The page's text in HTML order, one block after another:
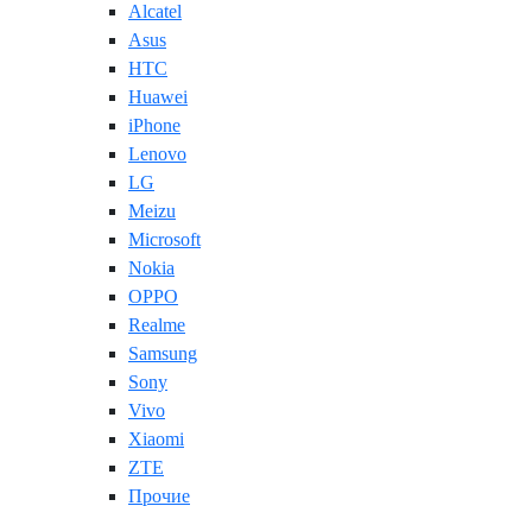
Alcatel
Asus
HTC
Huawei
iPhone
Lenovo
LG
Meizu
Microsoft
Nokia
OPPO
Realme
Samsung
Sony
Vivo
Xiaomi
ZTE
Прочие